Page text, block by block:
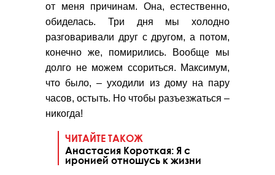
от меня причинам. Она, естественно,
обиделась. Три дня мы холодно
разговаривали друг с другом, а потом,
конечно же, помирились. Вообще мы
долго не можем ссориться. Максимум,
что было, – уходили из дому на пару
часов, остыть. Но чтобы разъезжаться –
никогда!
ЧИТАЙТЕ ТАКОЖ
Анастасия Короткая: Я с
иронией отношусь к жизни